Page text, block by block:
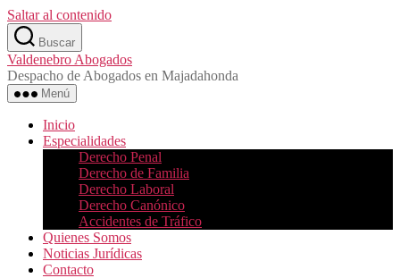
Saltar al contenido
Buscar
Valdenebro Abogados
Despacho de Abogados en Majadahonda
Menú
Inicio
Especialidades
Derecho Penal
Derecho de Familia
Derecho Laboral
Derecho Canónico
Accidentes de Tráfico
Quienes Somos
Noticias Jurídicas
Contacto